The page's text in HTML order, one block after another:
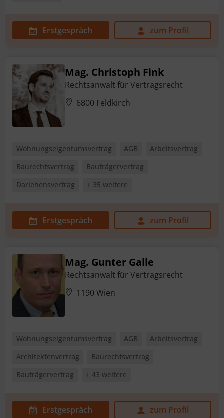
Erstgespräch zum Profil
Mag. Christoph Fink
Rechtsanwalt für Vertragsrecht
6800 Feldkirch
Wohnungseigentumsvertrag AGB
Arbeitsvertrag
Baurechtsvertrag
Bauträgervertrag
Darlehensvertrag
+ 35 weitere
Erstgespräch zum Profil
Mag. Gunter Galle
Rechtsanwalt für Vertragsrecht
1190 Wien
Wohnungseigentumsvertrag AGB
Arbeitsvertrag
Architektenvertrag
Baurechtsvertrag
Bauträgervertrag
+ 43 weitere
Erstgespräch zum Profil